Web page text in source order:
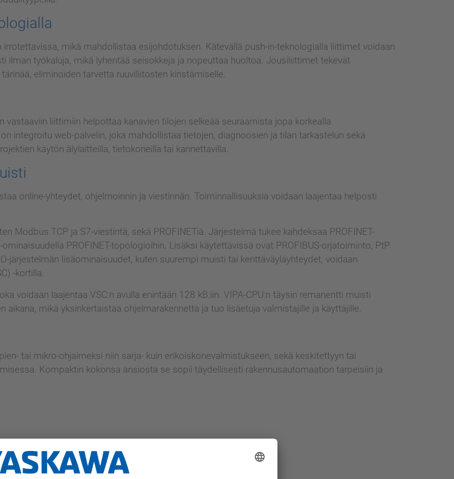
irrotettavissa, mikä mahdollistaa esijohdotuksen. Kätevällä push-in-teknologialla liittimet voidaan
ilman työkaluja, mikä lyhentää seisokkeja ja nopeuttaa huoltoa. Jousiliittimet tekevät
eliminoiden tarvetta ruuviliitosten kiristämiselle.
vastaaviin liittimiin helpottaa kanavien tilojen selkeää seuraamista jopa korkealla
integroitu web-palvelin, joka mahdollistaa tietojen, diagnoosien ja tilan tarkastelun sekä
käytön älylaitteilla, tietokoneilla tai kannettavilla.
online-yhteydet, ohjelmoinnin ja viestinnän. Toiminnallisuuksia voidaan laajentaa helposti
Modbus TCP ja S7-viestintä, sekä PROFINETiä. Järjestelmä tukee kahdeksaa PROFINET-
PROFINET-topologioihin. Lisäksi käytettävissä ovat PROFIBUS-orjatoiminto, PtP
järjestelmän lisäominaisuudet, kuten suurempi muisti tai kenttäväyläyhteydet, voidaan
-kortilla.
voidaan laajentaa VSC:n avulla enintään 128 kB:iin. VIPA-CPU:n täysin remanentti muisti
aikana, mikä yksinkertaistaa ohjelmarakennetta ja tuo lisäetuja valmistajille ja käyttäjille.
tai mikro-ohjaimeksi niin sarja- kuin erikoiskonevalmistukseen, sekä keskitettyyn tai
Kompaktin kokonsa ansiosta se sopii täydellisesti rakennusautomaation tarpeisiin ja